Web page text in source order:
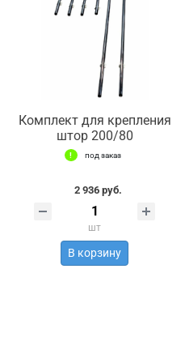
Комплект для крепления
штор 200/80
под заказ
2 936 руб.
шт
В корзину